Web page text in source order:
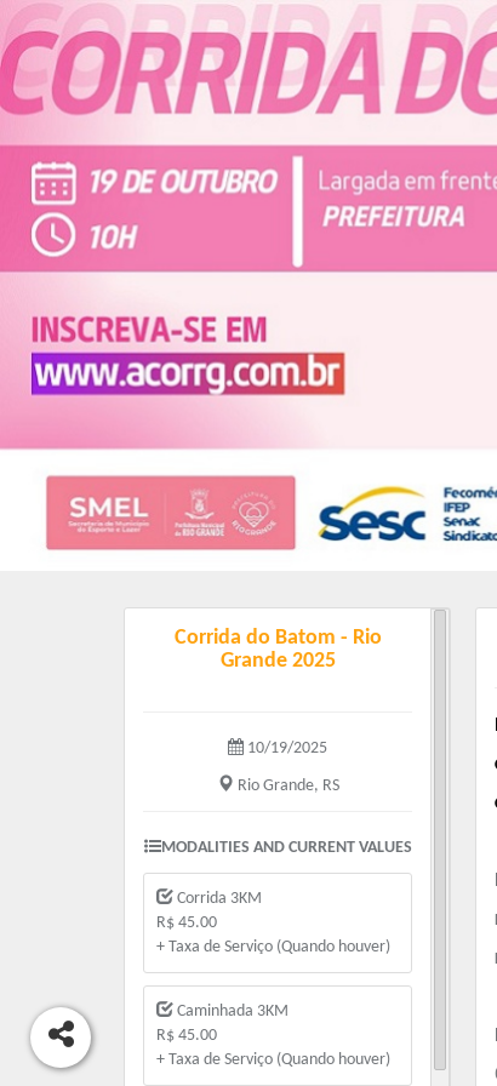
Corrida do Batom - Rio
Grande 2025
10/19/2025
Rio Grande, RS
MODALITIES AND CURRENT VALUES
Corrida 3KM
R$ 45.00
+ Taxa de Serviço (Quando houver)
Caminhada 3KM
R$ 45.00
+ Taxa de Serviço (Quando houver)